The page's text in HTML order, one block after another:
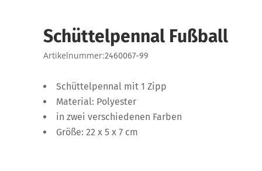
Schüttelpennal Fußball
Artikelnummer:2460067-99
Schüttelpennal mit 1 Zipp
Material: Polyester
in zwei verschiedenen Farben
Größe: 22 x 5 x 7 cm